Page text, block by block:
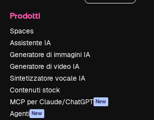
Prodotti
Spaces
Assistente IA
Generatore di immagini IA
Generatore di video IA
Sintetizzatore vocale IA
Contenuti stock
MCP per Claude/ChatGPT New
Agenti New